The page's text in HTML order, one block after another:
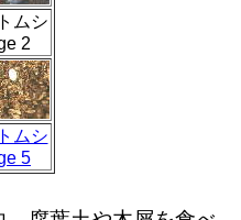
ムシ
2
ムシ
5